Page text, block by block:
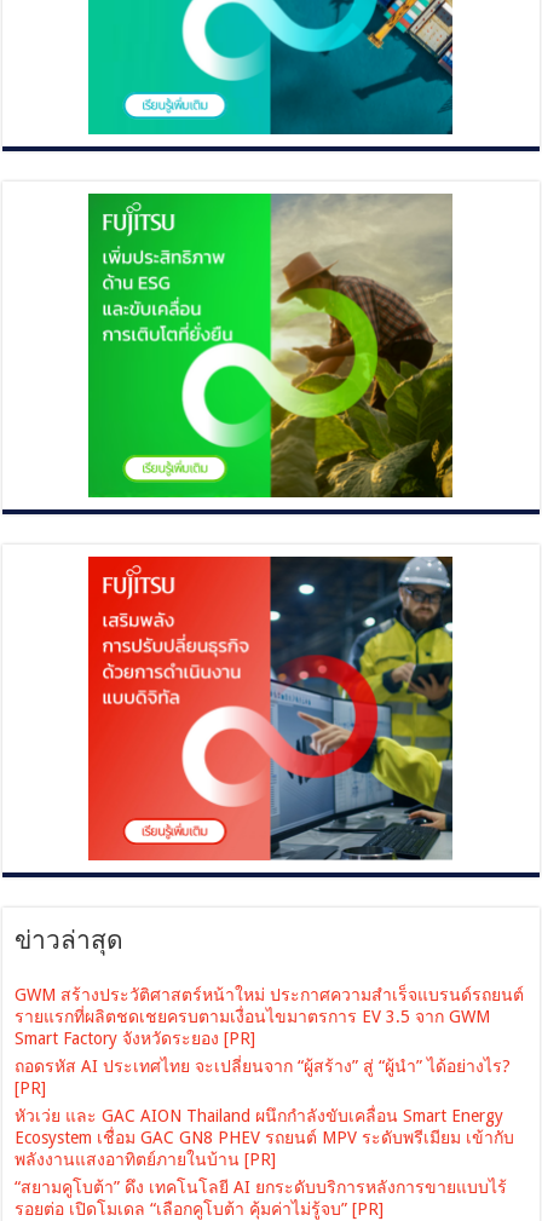
ข่าวล่าสุด
GWM สร้างประวัติศาสตร์หน้าใหม่ ประกาศความสำเร็จแบรนด์รถยนต์
รายแรกที่ผลิตชดเชยครบตามเงื่อนไขมาตรการ EV 3.5 จาก GWM
Smart Factory จังหวัดระยอง [PR]
ถอดรหัส AI ประเทศไทย จะเปลี่ยนจาก “ผู้สร้าง” สู่ “ผู้นำ” ได้อย่างไร?
[PR]
หัวเว่ย และ GAC AION Thailand ผนึกกำลังขับเคลื่อน Smart Energy
Ecosystem เชื่อม GAC GN8 PHEV รถยนต์ MPV ระดับพรีเมียม เข้ากับ
พลังงานแสงอาทิตย์ภายในบ้าน [PR]
“สยามคูโบต้า” ดึง เทคโนโลยี AI ยกระดับบริการหลังการขายแบบไร้
รอยต่อ เปิดโมเดล “เลือกคูโบต้า คุ้มค่าไม่รู้จบ” [PR]